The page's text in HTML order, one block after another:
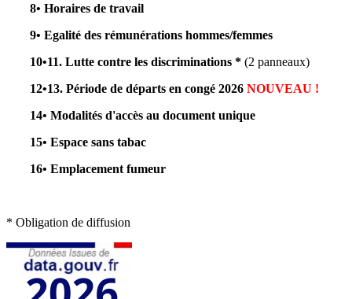
8• Horaires de travail
9• Egalité des rémunérations hommes/femmes
10•11. Lutte contre les discriminations * (2 panneaux)
12•13. Période de départs en congé 2026 NOUVEAU !
14• Modalités d'accès au document unique
15• Espace sans tabac
16• Emplacement fumeur
* Obligation de diffusion